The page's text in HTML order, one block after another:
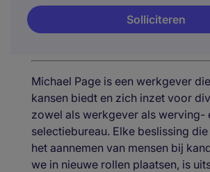
Solliciteren
Michael Page is een werkgever
kansen biedt en zich inzet voor
zowel als werkgever als werving-
selectiebureau. Elke beslissing
het aannemen van mensen bij
we in nieuwe rollen plaatsen, is